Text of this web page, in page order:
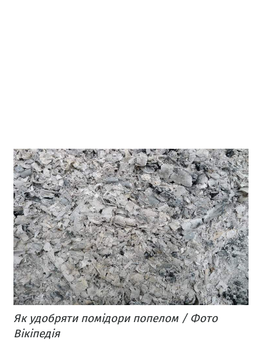
Як удобряти помідори попелом / Фото
Вікіпедія